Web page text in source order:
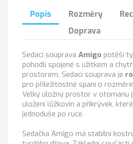
Popis Rozměry
Doprava
Sedací souprava Amigo potěší
pohodlí spojené s užitkem a
prostorem. Sedací souprava je
pro příležitostné spaní o
Velký úložný prostor v otomanu
uložení lůžkovin a přikrývek,
jednoduše po ruce.
Sedačka Amigo má stabilní